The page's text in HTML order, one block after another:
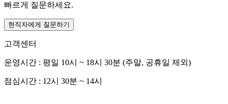
빠르게 질문하세요.
현직자에게 질문하기
고객센터
운영시간 : 평일 10시 ~ 18시 30분 (주말, 공휴일 제외)
점심시간 : 12시 30분 ~ 14시